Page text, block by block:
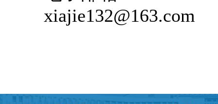
xiajie132@163.com